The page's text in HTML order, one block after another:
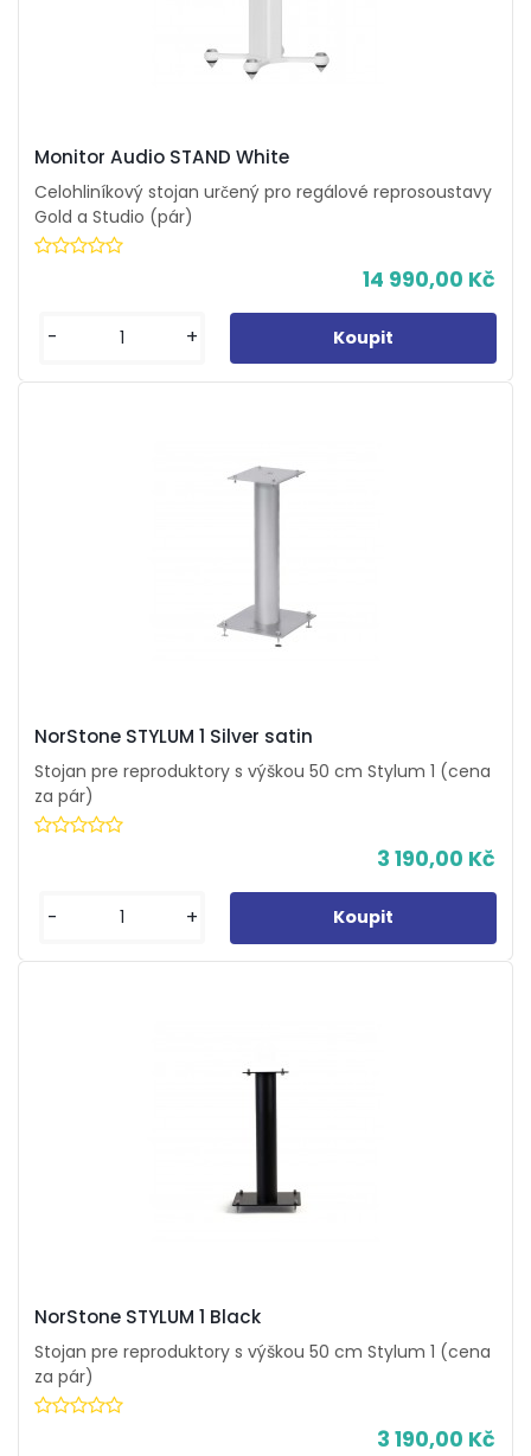
Monitor Audio STAND White
Celohliníkový stojan určený pro regálové reprosoustavy
Gold a Studio (pár)
14 990,00 Kč
- +
NorStone STYLUM 1 Silver satin
Stojan pre reproduktory s výškou 50 cm Stylum 1 (cena
za pár)
3 190,00 Kč
- +
NorStone STYLUM 1 Black
Stojan pre reproduktory s výškou 50 cm Stylum 1 (cena
za pár)
3 190,00 Kč